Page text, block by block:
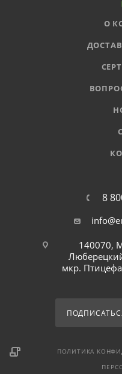
О
8
140070,
мкр.
ПОЛИТИКА